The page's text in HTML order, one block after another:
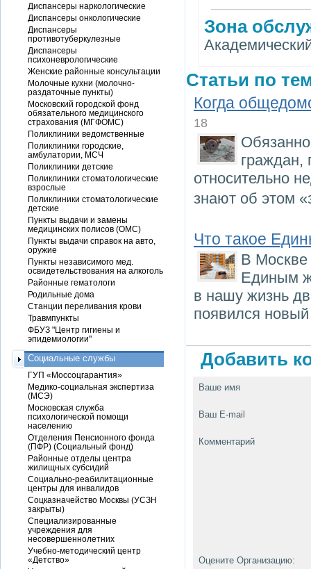
Зона
Статьи по
Когда
18
граждан,
относительно
знают об этом
Что такое
В Москве
Единым
в нашу жизнь
появился
Добавить
Ваше имя
Ваш E-mail
Комментарий
Оцените Организацию:
Диспансеры наркологические
Диспансеры онкологические
Диспансеры
противотуберкулезные
Диспансеры
психоневрологические
Женские районные консультации
Молочные кухни (молочно-
раздаточные пункты)
Московский городской фонд
обязательного медицинского
страхования (МГФОМС)
Поликлиники ведомственные
Поликлиники городские,
амбулатории, МСЧ
Поликлиники детские
Поликлиники стоматологические
взрослые
Поликлиники стоматологические
детские
Пункты выдачи и замены
медицинских полисов (ОМС)
Пункты выдачи справок на авто,
оружие
Пункты независимого мед.
освидетельствования на алкоголь
Районные гематологи
Родильные дома
Станции переливания крови
Травмпункты
ФБУЗ "Центр гигиены и
эпидемиологии"
Социальные службы
ГУП «Моссоцгарантия»
Медико-социальная экспертиза
(МСЭ)
Московская служба
психологической помощи
населению
Отделения Пенсионного фонда
(ПФР) (Социальный фонд)
Районные отделы центра
жилищных субсидий
Социально-реабилитационные
центры для инвалидов
Соцказначейство Москвы (УСЗН
закрыты)
Специализированные
учреждения для
несовершеннолетних
Учебно-методический центр
«Детство»